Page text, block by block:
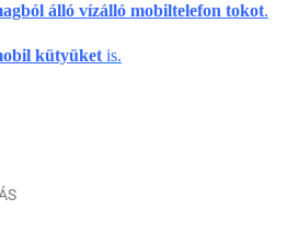
álló vízálló mobiltelefon tokot.
kütyüket is.